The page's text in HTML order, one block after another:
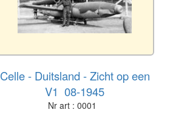
Celle - Duitsland - Zicht op een
V1 08-1945
Nr art : 0001